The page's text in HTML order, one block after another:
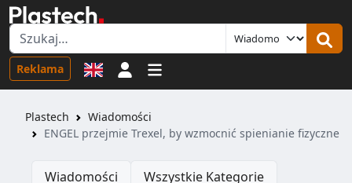
Reklama Logowanie
Plastech
Wiadomości
ENGEL przejmie Trexel, by wzmocnić spienianie fizyczne
Wiadomości Wszystkie Kategorie